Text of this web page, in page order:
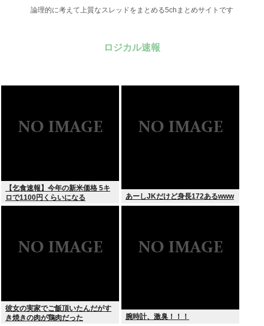
論理的に考えて上質なスレッドをまとめる5chまとめサイトです
ロジカル速報
【乞食速報】今年の新米価格 5キ
ロで1100円くらいになる
あーしJKだけど身長172あるwww
彼女の実家でご飯頂いたんだがす
き焼きの肉が鶏肉だった
腕時計、激臭！！！